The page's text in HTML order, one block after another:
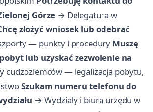
Górze → Delegatura w
złożyć wniosek lub odebrać
— punkty i procedury Muszę
lub uzyskać zezwolenie na
cudzoziemców — legalizacja pobytu,
Szukam numeru telefonu do
→ Wydziały i biura urzędu w